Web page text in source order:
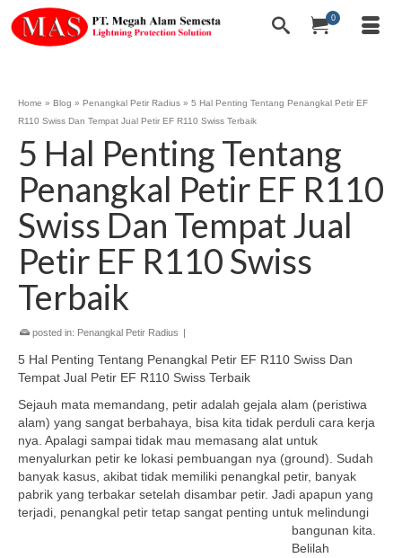
0
Home » Blog » Penangkal Petir Radius » 5 Hal Penting Tentang Penangkal Petir EF
R110 Swiss Dan Tempat Jual Petir EF R110 Swiss Terbaik
5 Hal Penting Tentang
Penangkal Petir EF R110
Swiss Dan Tempat Jual
Petir EF R110 Swiss
Terbaik
posted in: Penangkal Petir Radius |
5 Hal Penting Tentang Penangkal Petir EF R110 Swiss Dan
Tempat Jual Petir EF R110 Swiss Terbaik
Sejauh mata memandang, petir adalah gejala alam (peristiwa
alam) yang sangat berbahaya, bisa kita tidak perduli cara kerja
nya. Apalagi sampai tidak mau memasang alat untuk
menyalurkan petir ke lokasi pembuangan nya (ground). Sudah
banyak kasus, akibat tidak memiliki penangkal petir, banyak
pabrik yang terbakar setelah disambar petir. Jadi apapun yang
terjadi, penangkal petir tetap sangat penting untuk melindungi
bangunan kita.
Belilah